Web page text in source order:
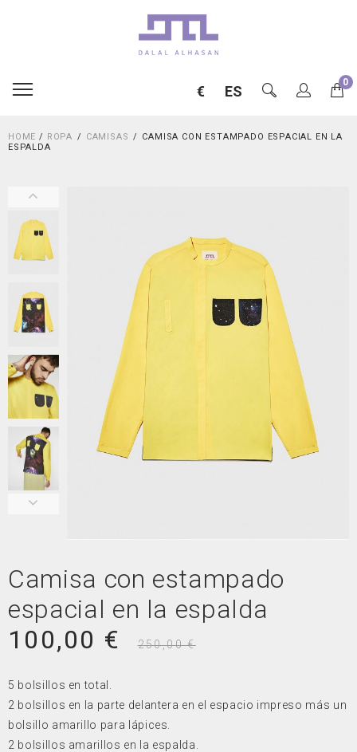
0
ES
€
HOME / ROPA CAMISAS
CAMISA CON ESTAMPADO ESPACIAL EN LA
ESPALDA
Camisa con estampado
espacial en la espalda
100,00 €
250,00 €
5 bolsillos en total.
2 bolsillos en la parte delantera en el espacio impreso más un
bolsillo amarillo para lápices.
2 bolsillos amarillos en la espalda.